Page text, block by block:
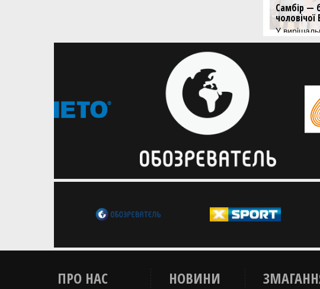
Ганна Шликова про чемпіонство БК
Хмельницький і початок роботи з
молодіжною збірною України
Самбір —
чоловічої
У
ПРО НАС НОВИНИ